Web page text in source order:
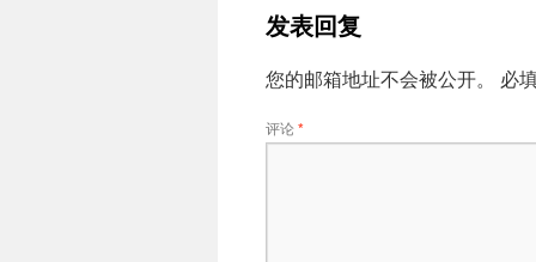
发表回复
您的邮箱地址不会被公开。 必
评论*